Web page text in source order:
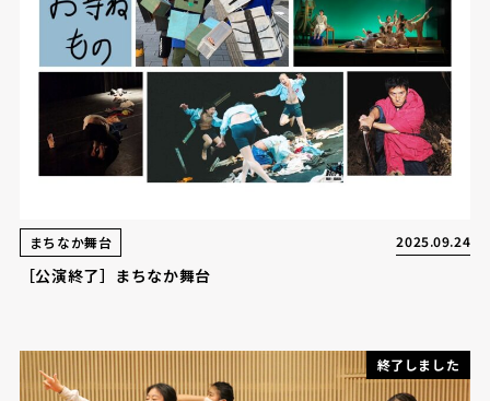
まちなか舞台 2025.09.24
［公演終了］まちなか舞台
終了しました